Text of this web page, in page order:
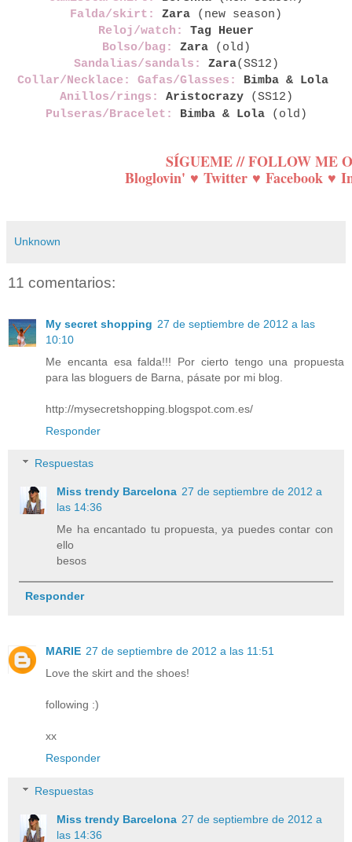
Falda/skirt:
Zara (new season)
Reloj/watch: Tag Heuer
Bolso/bag:
Zara
(old)
Sandalias/sandals:
Zara(SS12)
Collar/Necklace: Gafas/Glasses: Bimba & Lola
Anillos/rings:
Aristocrazy(SS12)
Pulseras/Bracelet:
Bimba & Lola(old)
SÍGUEME // FOLLOW ME
Bloglovin' ♥ Twitter ♥ Facebook ♥
Unknown
11 comentarios:
My secret shopping 27 de septiembre de 2012 a las
10:10
Me encanta esa falda!!! Por cierto tengo una propuesta
para las bloguers de Barna, pásate por mi blog.
http://mysecretshopping.blogspot.com.es/
Responder
Respuestas
Miss trendy Barcelona 27 de septiembre de 2012 a
las 14:36
Me ha encantado tu propuesta, ya puedes contar con
ello
besos
Responder
MARIE 27 de septiembre de 2012 a las 11:51
Love the skirt and the shoes!
following :)
xx
Responder
Respuestas
Miss trendy Barcelona 27 de septiembre de 2012 a
las 14:36